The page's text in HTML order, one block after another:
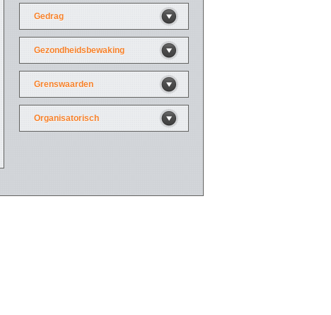
Gedrag
Gezondheidsbewaking
Grenswaarden
Organisatorisch